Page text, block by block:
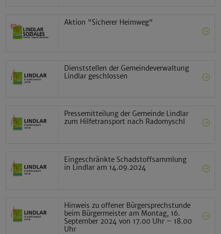
Aktion "Sicherer Heimweg"
Dienststellen der Gemeindeverwaltung
Lindlar geschlossen
Pressemitteilung der Gemeinde Lindlar
zum Hilfetransport nach Radomyschl
Eingeschränkte Schadstoffsammlung
in Lindlar am 14.09.2024
Hinweis zu offener Bürgersprechstunde
beim Bürgermeister am Montag, 16.
September 2024 von 17.00 Uhr – 18.00
Uhr